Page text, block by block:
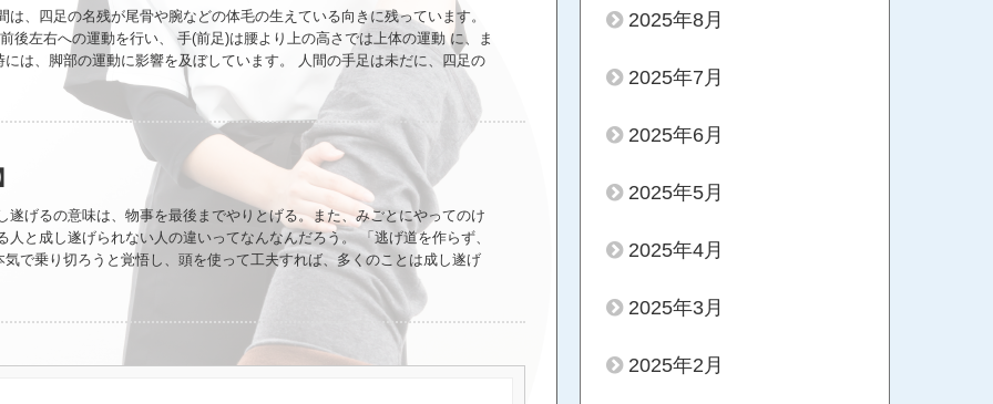
は、四足の名残が尾骨や腕などの体毛の生えている向きに残っています。
後左右への運動を行い、 手(前足)は腰より上の高さでは上体の運動 に、ま
には、脚部の運動に影響を及ぼしています。 人間の手足は未だに、四足の
いるのではないかと考えられています。 手の腱を稼働させる事で、足部
内がえしや外返しの動きを行う事も可能 です。 手のひらは身体の前面、
の腱や筋肉の反応を起こし易くしています。 四足の名残を知っていると、
、運動やスポーツをしている時に役立ちます。 手を握ることは、筋肉を
体や姿勢保持の反応を弱くしてしまう事があるので、注意が必要ですよ。
デレラ”が咲き始めました。 可愛い。可愛すぎます。
遂げるの意味は、物事を最後までやりとげる。また、みごとにやってのけ
人と成し遂げられない人の違いってなんなんだろう。 「逃げ道を作らず、
気で乗り切ろうと覚悟し、頭を使って工夫すれば、多くのことは成し遂げ
文章を見つけたけど、確かにって感じなんだけど、しっくりこない。 答え
そう。 自論がある人は教えてほしいな。
2025年8月
2025年7月
2025年6月
2025年5月
2025年4月
2025年3月
2025年2月